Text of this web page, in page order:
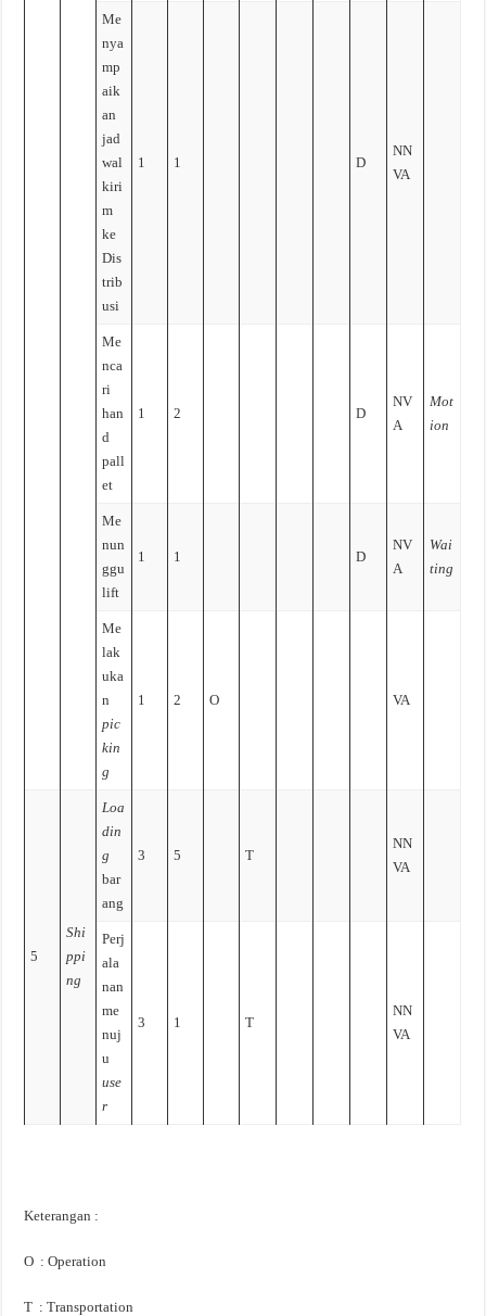
Me
nya
mp
aik
an
jad
wal
kiri
m
ke
Dis
trib
usi
1 1 D
NN
VA
Me
nca
ri
han
d
pall
et
1 2 D
NV
A
Mot
ion
Me
nun
ggu
lift
1 1 D
NV
A
Wai
ting
Me
lak
uka
n
pic
kin
g
1 2 O VA
5
Shi
ppi
ng
Loa
din
g
bar
ang
3 5 T
NN
VA
Perj
ala
nan
me
nuj
u
use
r
3 1 T
NN
VA
Keterangan :
O : Operation
T : Transportation